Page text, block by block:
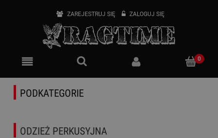
ZAREJESTRUJ SIĘ ZALOGUJ SIĘ
PODKATEGORIE
ODZIEŻ PERKUSYJNA